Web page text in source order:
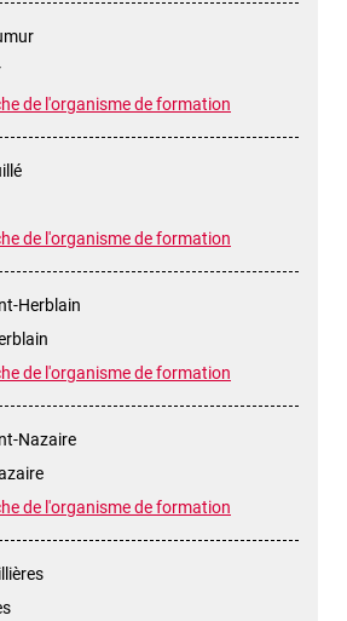
de l'organisme de formation
de l'organisme de formation
Herblain
de l'organisme de formation
Nazaire
de l'organisme de formation